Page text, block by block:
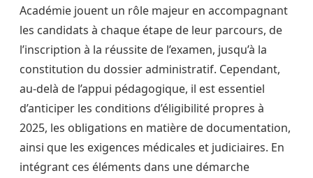
Académie jouent un rôle majeur en accompagnant
les candidats à chaque étape de leur parcours, de
l’inscription à la réussite de l’examen, jusqu’à la
constitution du dossier administratif. Cependant,
au-delà de l’appui pédagogique, il est essentiel
d’anticiper les conditions d’éligibilité propres à
2025, les obligations en matière de documentation,
ainsi que les exigences médicales et judiciaires. En
intégrant ces éléments dans une démarche